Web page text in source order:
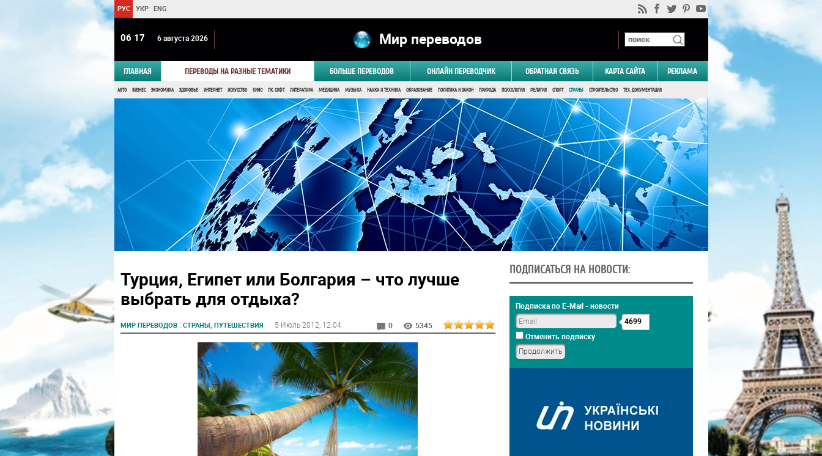
РУС УКР ENG
06 17 6 августа 2026 Мир переводов
ГЛАВНАЯ ПЕРЕВОДЫ НА РАЗНЫЕ ТЕМАТИКИ БОЛЬШЕ ПЕРЕВОДОВ ОНЛАЙН ПЕРЕВОДЧИК ОБРАТНАЯ СВЯЗЬ КАРТА САЙТА РЕКЛАМА
АВТО БИЗНЕС ЭКОНОМИКА ЗДОРОВЬЕ ИНТЕРНЕТ ИСКУССТВО КИНО ПК, СОФТ ЛИТЕРАТУРА МЕДИЦИНА МУЗЫКА НАУКА И ТЕХНИКА ОБРАЗОВАНИЕ ПОЛИТИКА И ЗАКОН ПРИРОДА ПСИХОЛОГИЯ РЕЛИГИЯ СПОРТ СТРАНЫ СТРОИТЕЛЬСТВО ТЕХ. ДОКУМЕНТАЦИЯ
Турция, Египет или Болгария – что лучше
выбрать для отдыха?
МИР ПЕРЕВОДОВ: СТРАНЫ, ПУТЕШЕСТВИЯ 5 Июль 2012 , 12:04 0 5345
ПОДПИСАТЬСЯ НА НОВОСТИ:
Подписка по E-Mail - новости
4699
Отменить подписку